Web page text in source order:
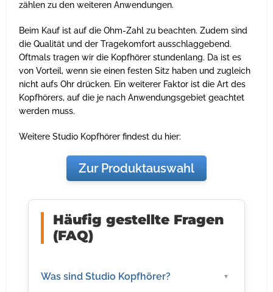
zählen zu den weiteren Anwendungen.
Beim Kauf ist auf die Ohm-Zahl zu beachten. Zudem sind
die Qualität und der Tragekomfort ausschlaggebend.
Oftmals tragen wir die Kopfhörer stundenlang. Da ist es
von Vorteil, wenn sie einen festen Sitz haben und zugleich
nicht aufs Ohr drücken. Ein weiterer Faktor ist die Art des
Kopfhörers, auf die je nach Anwendungsgebiet geachtet
werden muss.
Weitere Studio Kopfhörer findest du hier:
Zur Produktauswahl
Häufig gestellte Fragen
(FAQ)
Was sind Studio Kopfhörer?